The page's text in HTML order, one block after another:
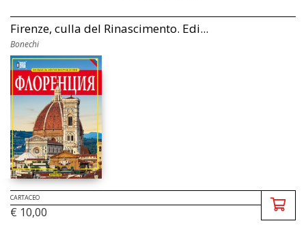
Firenze, culla del Rinascimento. Edi...
Bonechi
CARTACEO
€ 10,00